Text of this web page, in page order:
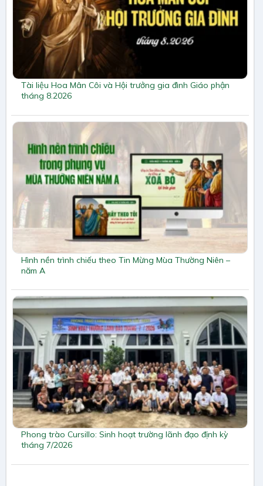
Tài liệu Hoa Mân Côi và Hội trưởng gia đình Giáo phận
tháng 8.2026
Hình nền trình chiếu theo Tin Mừng Mùa Thường Niên –
năm A
Phong trào Cursillo: Sinh hoạt trường lãnh đạo định kỳ
tháng 7/2026